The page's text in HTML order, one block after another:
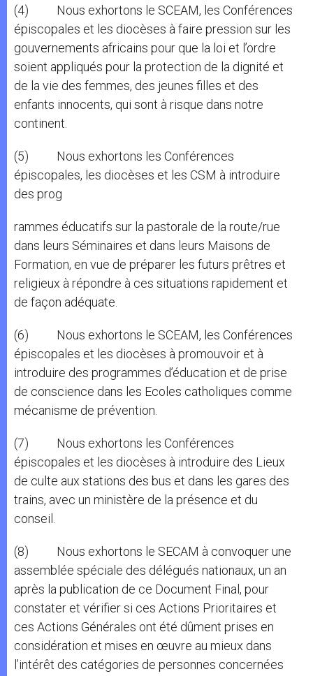
(4) Nous exhortons le SCEAM, les Conférences
épiscopales et les diocèses à faire pression sur les
gouvernements africains pour que la loi et l’ordre
soient appliqués pour la protection de la dignité et
de la vie des femmes, des jeunes filles et des
enfants innocents, qui sont à risque dans notre
continent.
(5) Nous exhortons les Conférences
épiscopales, les diocèses et les CSM à introduire
des prog
rammes éducatifs sur la pastorale de la route/rue
dans leurs Séminaires et dans leurs Maisons de
Formation, en vue de préparer les futurs prêtres et
religieux à répondre à ces situations rapidement et
de façon adéquate.
(6) Nous exhortons le SCEAM, les Conférences
épiscopales et les diocèses à promouvoir et à
introduire des programmes d’éducation et de prise
de conscience dans les Ecoles catholiques comme
mécanisme de prévention.
(7) Nous exhortons les Conférences
épiscopales et les diocèses à introduire des Lieux
de culte aux stations des bus et dans les gares des
trains, avec un ministère de la présence et du
conseil.
(8) Nous exhortons le SECAM à convoquer une
assemblée spéciale des délégués nationaux, un an
après la publication de ce Document Final, pour
constater et vérifier si ces Actions Prioritaires et
ces Actions Générales ont été dûment prises en
considération et mises en œuvre au mieux dans
l’intérêt des catégories de personnes concernées